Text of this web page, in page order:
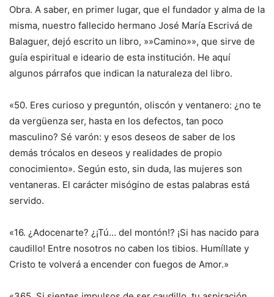
Obra. A saber, en primer lugar, que el fundador y alma de la
misma, nuestro fallecido hermano José María Escrivá de
Balaguer, dejó escrito un libro, »»Camino»», que sirve de
guía espiritual e ideario de esta institución. He aquí
algunos párrafos que indican la naturaleza del libro.
«50. Eres curioso y preguntón, oliscón y ventanero: ¿no te
da vergüenza ser, hasta en los defectos, tan poco
masculino? Sé varón: y esos deseos de saber de los
demás trócalos en deseos y realidades de propio
conocimiento». Según esto, sin duda, las mujeres son
ventaneras. El carácter misógino de estas palabras está
servido.
«16. ¿Adocenarte? ¿¡Tú… del montón!? ¡Si has nacido para
caudillo! Entre nosotros no caben los tibios. Humíllate y
Cristo te volverá a encender con fuegos de Amor.»